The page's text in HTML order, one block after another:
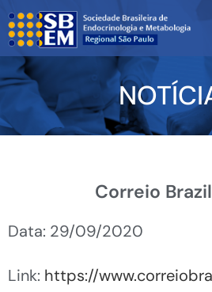
Correio
Data: 29/09/2020
Link: https://